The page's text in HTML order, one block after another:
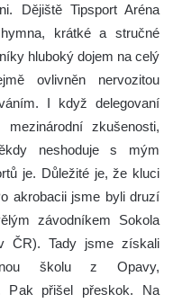
Dějiště Tipsport Aréna
krátké a stručné
hluboký dojem na celý
ovlivněn nervozitou
I když delegovaní
zkušenosti,
neshoduje s mým
je. Důležité je, že kluci
akrobacii jsme byli druzí
závodníkem Sokola
ČR). Tady jsme získali
školu z Opavy,
Pak přišel přeskok. Na